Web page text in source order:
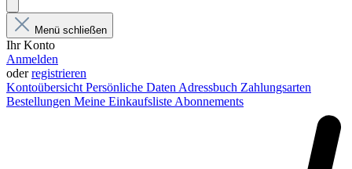
Menü schließen
Ihr Konto
Anmelden
oderregistrieren
Kontoübersicht Persönliche Daten Adressbuch Zahlungsarten
Bestellungen Meine Einkaufsliste Abonnements